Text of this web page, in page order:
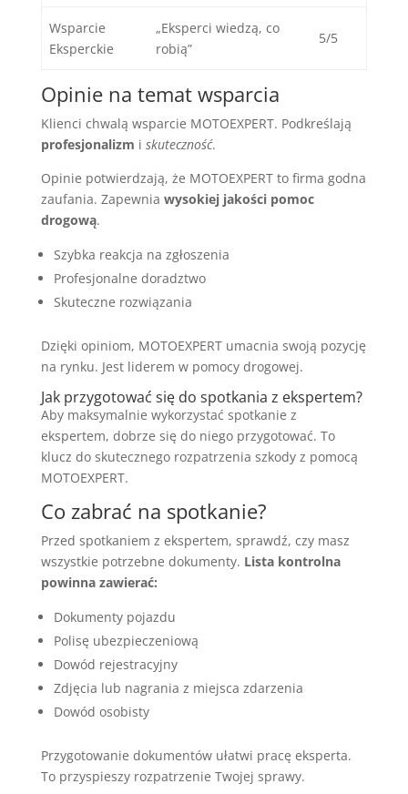
Wsparcie
Eksperckie
„Eksperci wiedzą, co
robią”
5/5
Opinie na temat wsparcia
Klienci chwalą wsparcie MOTOEXPERT. Podkreślają
profesjonalizm i skuteczność.
Opinie potwierdzają, że MOTOEXPERT to firma godna
zaufania. Zapewnia wysokiej jakości pomoc
drogową.
Szybka reakcja na zgłoszenia
Profesjonalne doradztwo
Skuteczne rozwiązania
Dzięki opiniom, MOTOEXPERT umacnia swoją pozycję
na rynku. Jest liderem w pomocy drogowej.
Jak przygotować się do spotkania z ekspertem?
Aby maksymalnie wykorzystać spotkanie z
ekspertem, dobrze się do niego przygotować. To
klucz do skutecznego rozpatrzenia szkody z pomocą
MOTOEXPERT.
Co zabrać na spotkanie?
Przed spotkaniem z ekspertem, sprawdź, czy masz
wszystkie potrzebne dokumenty. Lista kontrolna
powinna zawierać:
Dokumenty pojazdu
Polisę ubezpieczeniową
Dowód rejestracyjny
Zdjęcia lub nagrania z miejsca zdarzenia
Dowód osobisty
Przygotowanie dokumentów ułatwi pracę eksperta.
To przyspieszy rozpatrzenie Twojej sprawy.